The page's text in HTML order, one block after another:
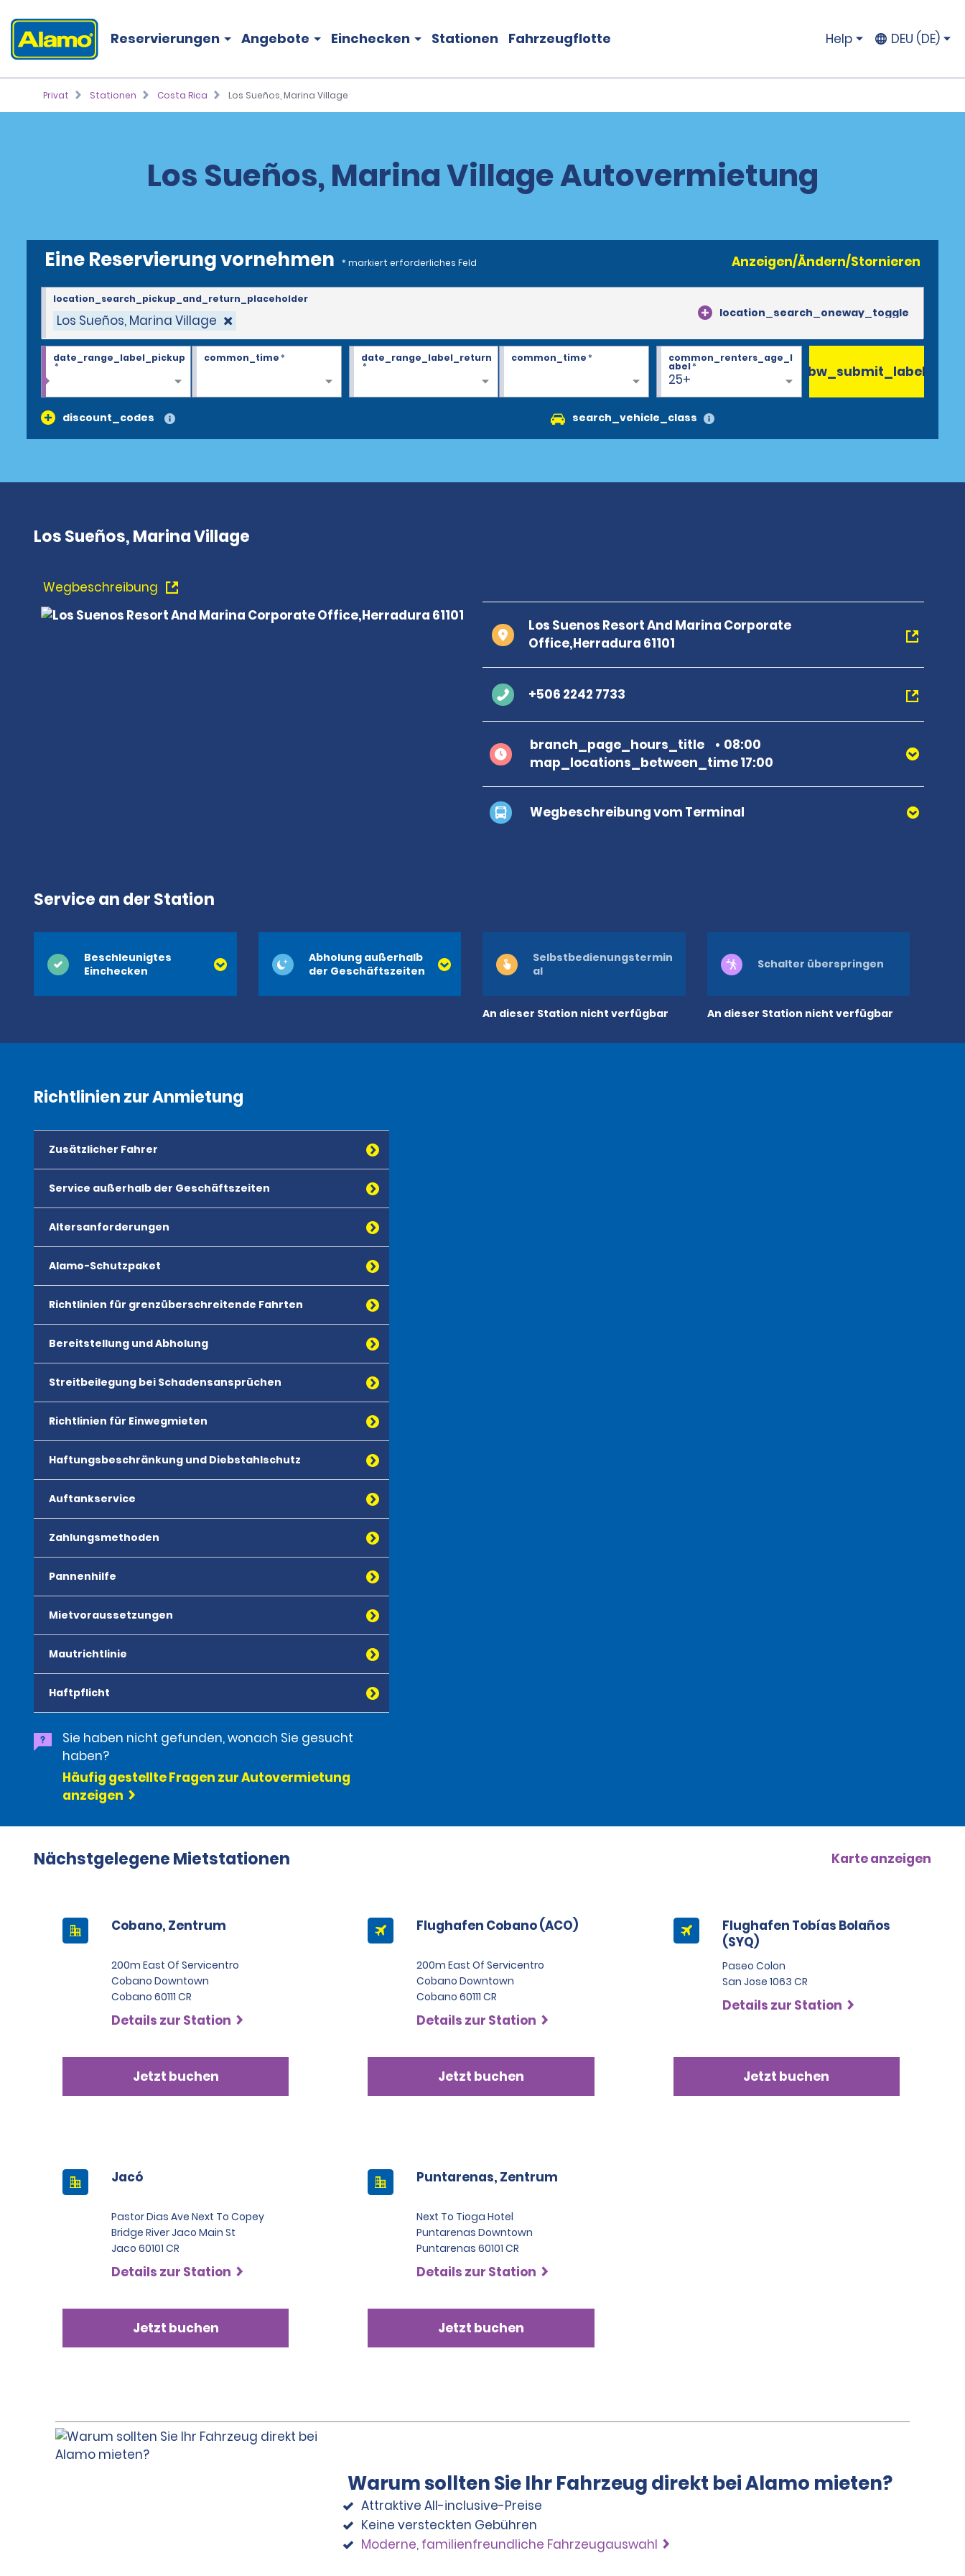
Reservierungen Angebote Einchecken Stationen Fahrzeugflotte Help DEU (DE)
Privat Stationen Costa Rica Los Sueños, Marina Village
Los Sueños, Marina Village Autovermietung
Eine Reservierung vornehmen * markiert erforderliches Feld Anzeigen/Ändern/Stornieren
Los Sueños, Marina Village location_search_oneway_toggle
location_search_pickup_and_return_placeholder
date_range_label_pickup
*
common_time* date_range_label_return
*
common_time*
25+
common_renters_age_l
abel*
discount_codes search_vehicle_class
bw_submit_label
Los Sueños, Marina Village
Wegbeschreibung
Los Suenos Resort And Marina Corporate
Office,Herradura 61101
+506 2242 7733
branch_page_hours_title
08:00
map_locations_between_time 17:00
Wegbeschreibung vom Terminal
Service an der Station
Beschleunigtes
Einchecken
Abholung außerhalb
der Geschäftszeiten
An dieser Station nicht verfügbar
Selbstbedienungstermin
al
An dieser Station nicht verfügbar
Schalter überspringen
Richtlinien zur Anmietung
Zusätzlicher Fahrer
Service außerhalb der Geschäftszeiten
Altersanforderungen
Alamo-Schutzpaket
Richtlinien für grenzüberschreitende Fahrten
Bereitstellung und Abholung
Streitbeilegung bei Schadensansprüchen
Richtlinien für Einwegmieten
Haftungsbeschränkung und Diebstahlschutz
Auftankservice
Zahlungsmethoden
Pannenhilfe
Mietvoraussetzungen
Mautrichtlinie
Haftpflicht
Sie haben nicht gefunden, wonach Sie gesucht
haben?
Häufig gestellte Fragen zur Autovermietung
anzeigen
Nächstgelegene Mietstationen Karte anzeigen
Cobano, Zentrum
200m East Of Servicentro
Cobano Downtown
Cobano 60111 CR
Details zur Station
Jetzt buchen
Flughafen Cobano (ACO)
200m East Of Servicentro
Cobano Downtown
Cobano 60111 CR
Details zur Station
Jetzt buchen
Flughafen Tobías Bolaños
(SYQ)
Paseo Colon
San Jose 1063 CR
Details zur Station
Jetzt buchen
Jacó
Pastor Dias Ave Next To Copey
Bridge River Jaco Main St
Jaco 60101 CR
Details zur Station
Jetzt buchen
Puntarenas, Zentrum
Next To Tioga Hotel
Puntarenas Downtown
Puntarenas 60101 CR
Details zur Station
Jetzt buchen
Warum sollten Sie Ihr Fahrzeug direkt bei Alamo mieten?
Attraktive All-inclusive-Preise
Keine versteckten Gebühren
Moderne, familienfreundliche Fahrzeugauswahl